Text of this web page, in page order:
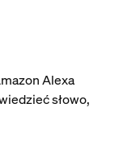
Alexa
słowo,